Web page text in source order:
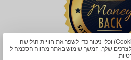
אנו עושים שימוש בעוגיות (Cookies) וכלי ניטור כדי לשפר את חוויית הגלישה
שלך. המשך שימוש באתר מהווה הסכמה ל